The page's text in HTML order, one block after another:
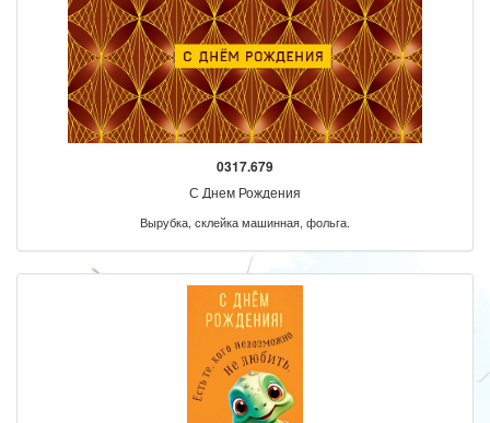
0317.679
С Днем Рождения
Вырубка, склейка машинная, фольга.